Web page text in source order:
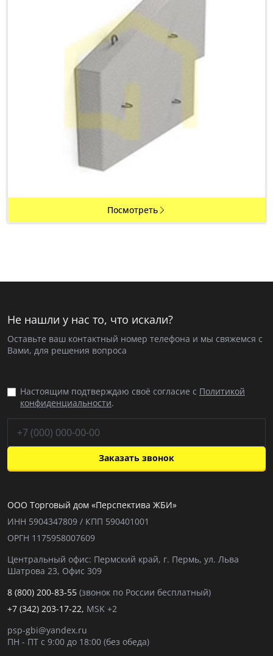
Посмотреть
Не нашли у нас то, что искали?
Оставьте ваш контактный номер телефона и мы свяжемся с
Вами, для решения вопроса
Настоящим подтверждаю своё согласие с Политикой
конфиденциальности.
Заказать звонок
ООО Торговый дом «Перспектива ЖБИ»
ИНН 5904347809 / КПП 590401001
ОРГН 1175958007609
Центральный офис: Пермский край, г. Пермь, ул. Льва
Шатрова 23, Офис 309
8 (800) 200-83-55 (звонок по России бесплатный)
+7 (342) 203-17-22, MSK +2
psp-gbi@yandex.ru
ПН - ПТ с 9:00 до 18:00 (без обеда)